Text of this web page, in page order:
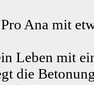
Ana mit
Leben mit
die